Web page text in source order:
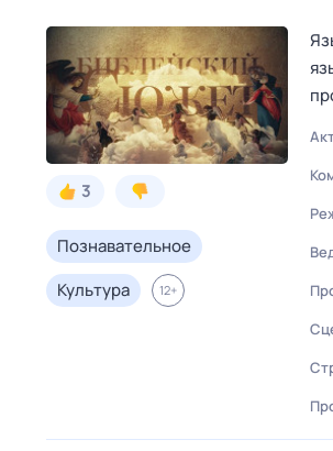
3
Познавательное
Культура
12+